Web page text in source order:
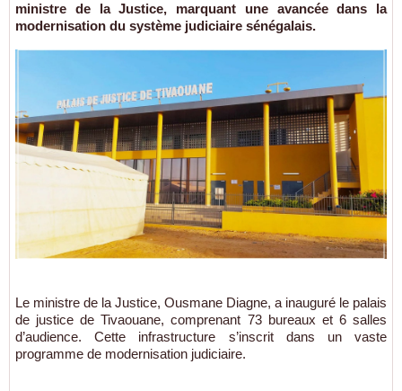
ministre de la Justice, marquant une avancée dans la
modernisation du système judiciaire sénégalais.
Le ministre de la Justice, Ousmane Diagne, a inauguré le palais
de justice de Tivaouane, comprenant 73 bureaux et 6 salles
d’audience. Cette infrastructure s’inscrit dans un vaste
programme de modernisation judiciaire.